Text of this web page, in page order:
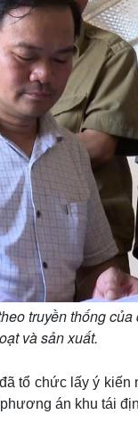
truyền thống
và sản xuất.
tổ chức lấy ý
án khu tái